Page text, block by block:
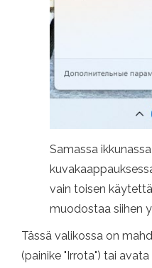
Samassa
vain toisen
muodostaa siihen
Tässä valikossa on
(painike "Irrota") tai